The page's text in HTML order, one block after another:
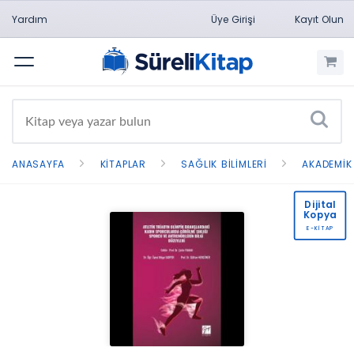
Yardım Üye Girişi Kayıt Olun
Menü
ANASAYFA KITAPLAR SAĞLIK BILIMLERI AKADEMIK
Dijital
Kopya
E-KİTAP